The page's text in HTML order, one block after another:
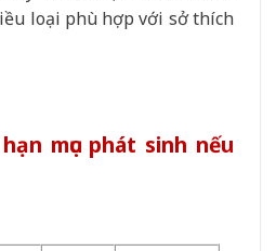
loại phù hợp với sở thích
mục phát sinh nếu